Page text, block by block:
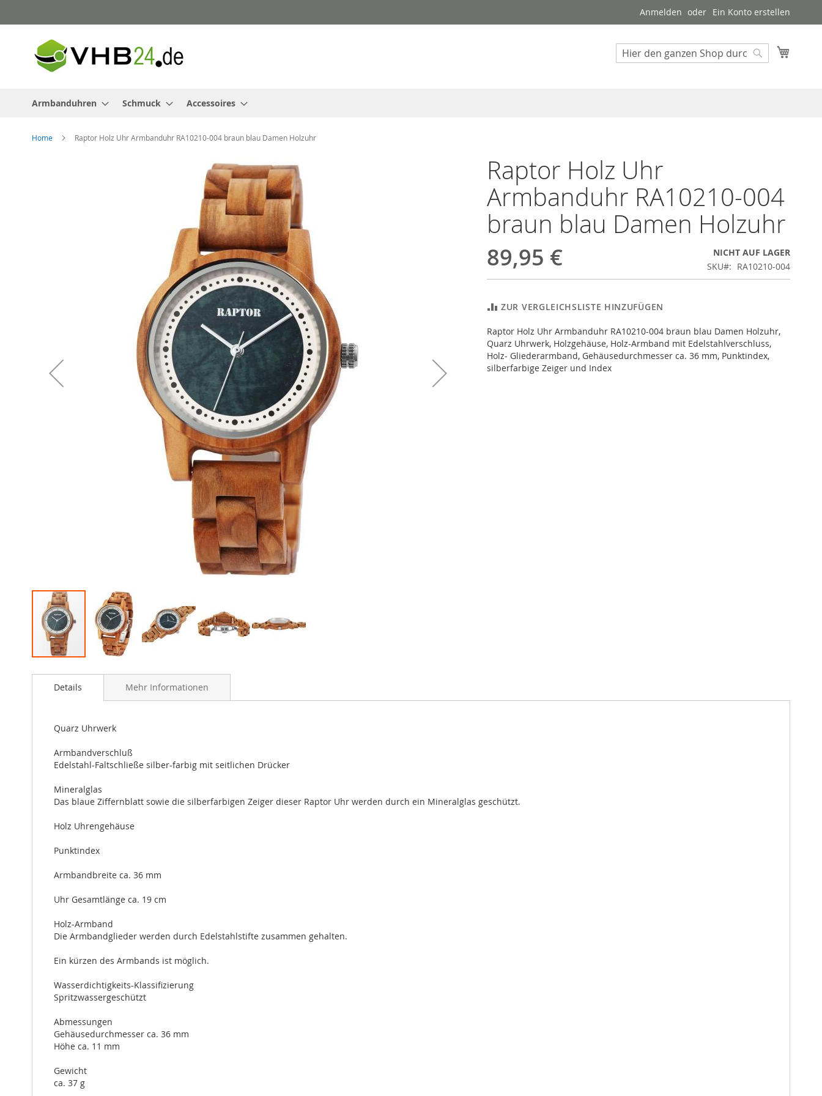
zum
Anmelden Ein Konto erstellen
Suche
Armbanduhren Schmuck Accessoires
Home Raptor Holz Uhr Armbanduhr RA10210-004 braun blau Damen Holzuhr
Anfang
Raptor Holz Uhr
Armbanduhr RA10210-004
braun blau Damen Holzuhr
89,95 €
NICHT AUF LAGER
SKU
RA10210-004
ZUR VERGLEICHSLISTE HINZUFÜGEN
Raptor Holz Uhr Armbanduhr RA10210-004 braun blau Damen Holzuhr,
Quarz Uhrwerk, Holzgehäuse, Holz-Armband mit Edelstahlverschluss,
Holz- Gliederarmband, Gehäusedurchmesser ca. 36 mm, Punktindex,
silberfarbige Zeiger und Index
Details
Quarz Uhrwerk
Armbandverschluß
Edelstahl-Faltschließe silber-farbig mit seitlichen Drücker
Mineralglas
Das blaue Ziffernblatt sowie die silberfarbigen Zeiger dieser Raptor Uhr werden durch ein Mineralglas geschützt.
Holz Uhrengehäuse
Punktindex
Armbandbreite ca. 36 mm
Uhr Gesamtlänge ca. 19 cm
Holz-Armband
Die Armbandglieder werden durch Edelstahlstifte zusammen gehalten.
Ein kürzen des Armbands ist möglich.
Wasserdichtigkeits-Klassifizierung
Spritzwassergeschützt
Abmessungen
Gehäusedurchmesser ca. 36 mm
Höhe ca. 11 mm
Gewicht
ca. 37 g
Mehr Informationen